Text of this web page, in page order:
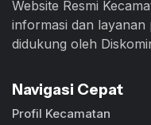
Website Resmi
informasi dan
didukung oleh
Navigasi Cepat
Profil Kecamatan